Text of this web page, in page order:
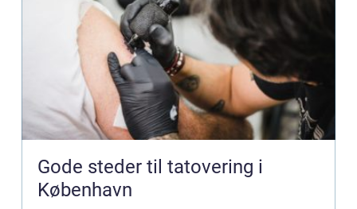
Gode steder til tatovering i
København